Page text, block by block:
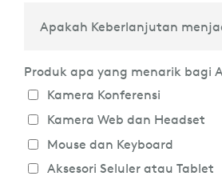
Produk apa yang menarik bagi
Kamera Konferensi
Kamera Web dan Headset
Mouse dan Keyboard
Aksesori Seluler atau Tablet